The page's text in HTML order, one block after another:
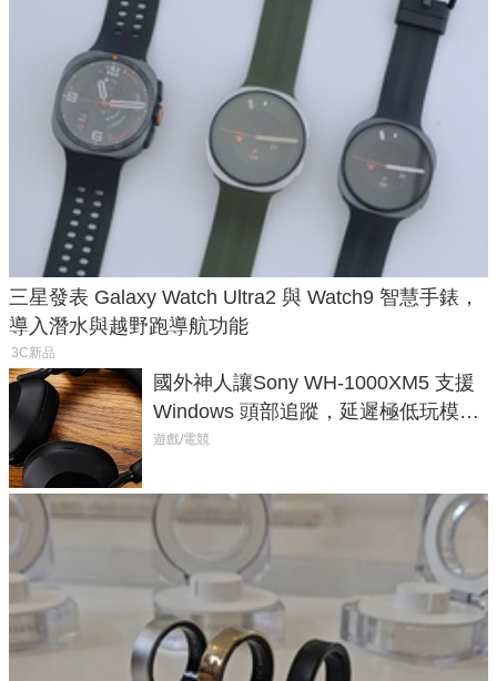
三星發表 Galaxy Watch Ultra2 與 Watch9 智慧手錶，
導入潛水與越野跑導航功能
3C新品
國外神人讓Sony WH-1000XM5 支援
Windows 頭部追蹤，延遲極低玩模擬
飛行超有感
遊戲/電競